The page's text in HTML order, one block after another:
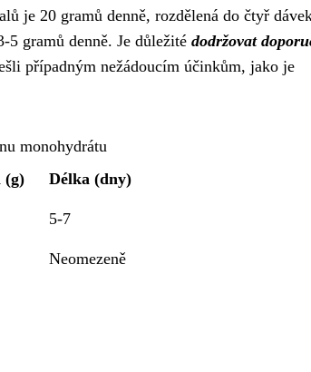
je 20 gramů denně, rozdělená do čtyř
gramů denně. Je důležité dodržovat
případným nežádoucím účinkům, jako je
monohydrátu
(g) Délka (dny)
5-7
Neomezeně